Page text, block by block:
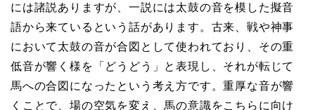
には諸説ありますが、一説には太鼓の音を模した擬音
語から来ているという話があります。古来、戦や神事
において太鼓の音が合図として使われており、その重
低音が響く様を「どうどう」と表現し、それが転じて
馬への合図になったという考え方です。重厚な音が響
くことで、場の空気を変え、馬の意識をこちらに向け